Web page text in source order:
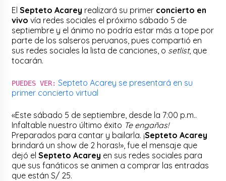
ElSepteto Acarey realizará su primer concierto en
vivo vía redes sociales el próximo sábado 5 de
septiembre y el ánimo no podría estar más a tope por
parte de los salseros peruanos, pues compartió en
sus redes sociales la lista de canciones, o setlist, que
tocarán.
PUEDES VER: Septeto Acarey se presentará en su
primer concierto virtual
«Este sábado 5 de septiembre, desde la 7:00 p.m..
Infaltable nuestro último éxito Te engañas!
Preparados para cantar y bailarla. ¡Septeto Acarey
brindará un show de 2 horas!», fue el mensaje que
dejó elSepteto Acarey en sus redes sociales para
que sus fanáticos se animen a comprar las entradas
que están S/ 25.